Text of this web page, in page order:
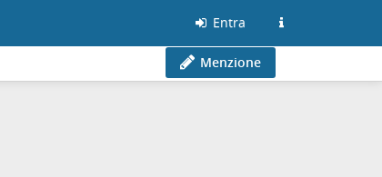
Entra
Menzione